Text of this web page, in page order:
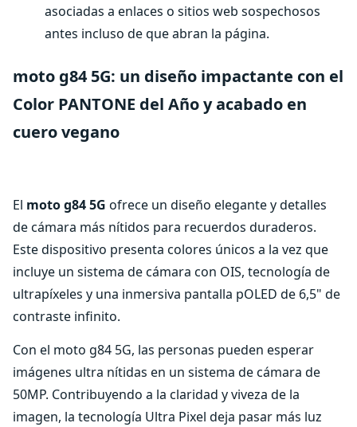
asociadas a enlaces o sitios web sospechosos
antes incluso de que abran la página.
moto g84 5G: un diseño impactante con el
Color PANTONE del Año y acabado en
cuero vegano
El moto g84 5G ofrece un diseño elegante y detalles
de cámara más nítidos para recuerdos duraderos.
Este dispositivo presenta colores únicos a la vez que
incluye un sistema de cámara con OIS, tecnología de
ultrapíxeles y una inmersiva pantalla pOLED de 6,5" de
contraste infinito.
Con el moto g84 5G, las personas pueden esperar
imágenes ultra nítidas en un sistema de cámara de
50MP. Contribuyendo a la claridad y viveza de la
imagen, la tecnología Ultra Pixel deja pasar más luz